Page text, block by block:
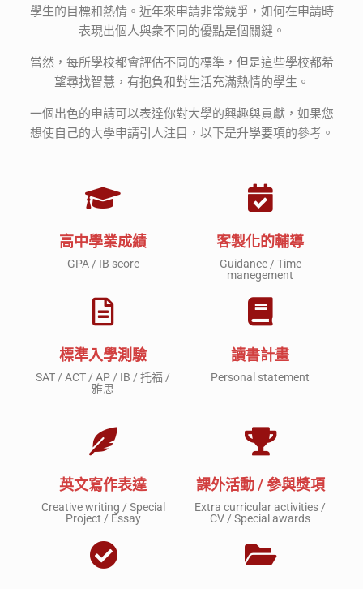
學生的目標和熱情。近年來申請非常競爭，如何在申請時
表現出個人與衆不同的優點是個關鍵。
當然，每所學校都會評估不同的標準，但是這些學校都希
望尋找智慧，有抱負和對生活充滿熱情的學生。
一個出色的申請可以表達你對大學的興趣與貢獻，如果您
想使自己的大學申請引人注目，以下是升學要項的參考。
高中學業成績
GPA / IB score
客製化的輔導
Guidance / Time
manegement
標準入學測驗
SAT / ACT / AP / IB / 托福 /
雅思
讀書計畫
Personal statement
英文寫作表達
Creative writing / Special
Project / Essay
課外活動 / 參與獎項
Extra curricular activities /
CV / Special awards